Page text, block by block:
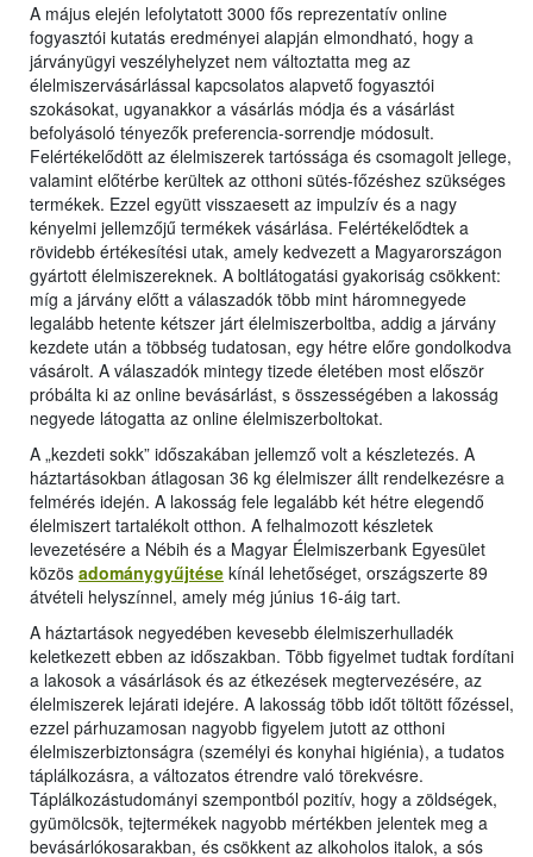
A május elején lefolytatott 3000 fős reprezentatív online
fogyasztói kutatás eredményei alapján elmondható, hogy a
járványügyi veszélyhelyzet nem változtatta meg az
élelmiszervásárlással kapcsolatos alapvető fogyasztói
szokásokat, ugyanakkor a vásárlás módja és a vásárlást
befolyásoló tényezők preferencia-sorrendje módosult.
Felértékelődött az élelmiszerek tartóssága és csomagolt jellege,
valamint előtérbe kerültek az otthoni sütés-főzéshez szükséges
termékek. Ezzel együtt visszaesett az impulzív és a nagy
kényelmi jellemzőjű termékek vásárlása. Felértékelődtek a
rövidebb értékesítési utak, amely kedvezett a Magyarországon
gyártott élelmiszereknek. A boltlátogatási gyakoriság csökkent:
míg a járvány előtt a válaszadók több mint háromnegyede
legalább hetente kétszer járt élelmiszerboltba, addig a járvány
kezdete után a többség tudatosan, egy hétre előre gondolkodva
vásárolt. A válaszadók mintegy tizede életében most először
próbálta ki az online bevásárlást, s összességében a lakosság
negyede látogatta az online élelmiszerboltokat.
A „kezdeti sokk” időszakában jellemző volt a készletezés. A
háztartásokban átlagosan 36 kg élelmiszer állt rendelkezésre a
felmérés idején. A lakosság fele legalább két hétre elegendő
élelmiszert tartalékolt otthon. A felhalmozott készletek
levezetésére a Nébih és a Magyar Élelmiszerbank Egyesület
közös adománygyűjtése kínál lehetőséget, országszerte 89
átvételi helyszínnel, amely még június 16-áig tart.
A háztartások negyedében kevesebb élelmiszerhulladék
keletkezett ebben az időszakban. Több figyelmet tudtak fordítani
a lakosok a vásárlások és az étkezések megtervezésére, az
élelmiszerek lejárati idejére. A lakosság több időt töltött főzéssel,
ezzel párhuzamosan nagyobb figyelem jutott az otthoni
élelmiszerbiztonságra (személyi és konyhai higiénia), a tudatos
táplálkozásra, a változatos étrendre való törekvésre.
Táplálkozástudományi szempontból pozitív, hogy a zöldségek,
gyümölcsök, tejtermékek nagyobb mértékben jelentek meg a
bevásárlókosarakban, és csökkent az alkoholos italok, a sós